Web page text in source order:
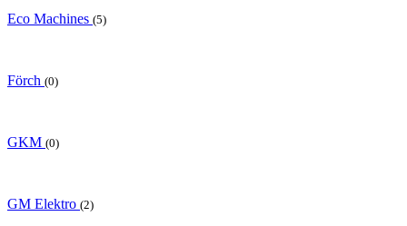
Eco Machines (5)
Förch (0)
GKM (0)
GM Elektro (2)